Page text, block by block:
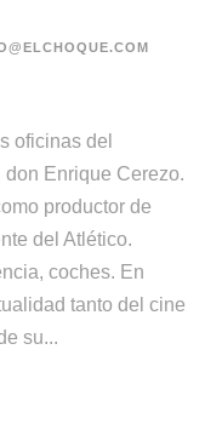
oficinas del
Enrique Cerezo.
productor de
del Atlético.
coches. En
tanto del cine
su...